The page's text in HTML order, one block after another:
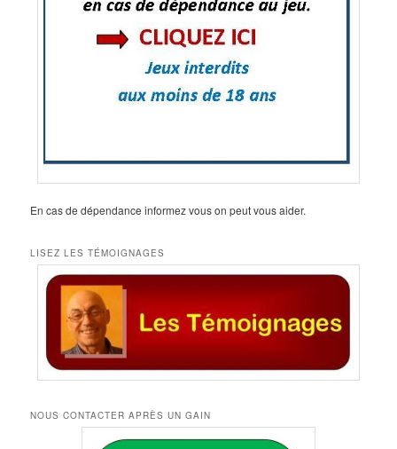
En cas de dépendance informez vous on peut vous aider.
LISEZ LES TÉMOIGNAGES
NOUS CONTACTER APRÈS UN GAIN